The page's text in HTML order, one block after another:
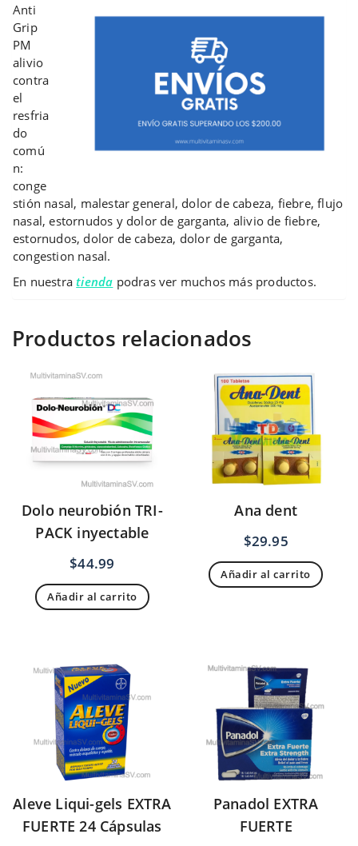
Anti
Grip
PM
alivio
contra
el
resfria
do
comú
n:
conge
stión nasal, malestar general, dolor de cabeza, fiebre, flujo
nasal, estornudos y dolor de garganta, alivio de fiebre,
estornudos, dolor de cabeza, dolor de garganta,
congestion nasal.
En nuestra tienda podras ver muchos más productos.
Productos relacionados
Dolo neurobión TRI-
PACK inyectable
$44.99
Añadir al carrito
Ana dent
$29.95
Añadir al carrito
Aleve Liqui-gels EXTRA
FUERTE 24 Cápsulas
Panadol EXTRA
FUERTE